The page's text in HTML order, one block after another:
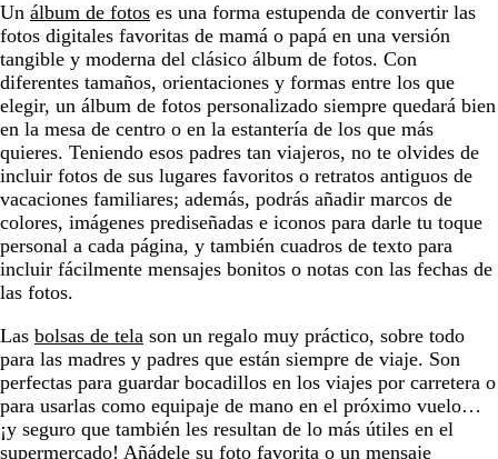
Un álbum de fotos es una forma estupenda de convertir las
fotos digitales favoritas de mamá o papá en una versión
tangible y moderna del clásico álbum de fotos. Con
diferentes tamaños, orientaciones y formas entre los que
elegir, un álbum de fotos personalizado siempre quedará bien
en la mesa de centro o en la estantería de los que más
quieres. Teniendo esos padres tan viajeros, no te olvides de
incluir fotos de sus lugares favoritos o retratos antiguos de
vacaciones familiares; además, podrás añadir marcos de
colores, imágenes prediseñadas e iconos para darle tu toque
personal a cada página, y también cuadros de texto para
incluir fácilmente mensajes bonitos o notas con las fechas de
las fotos.
Las bolsas de tela son un regalo muy práctico, sobre todo
para las madres y padres que están siempre de viaje. Son
perfectas para guardar bocadillos en los viajes por carretera o
para usarlas como equipaje de mano en el próximo vuelo…
¡y seguro que también les resultan de lo más útiles en el
supermercado! Añádele su foto favorita o un mensaje